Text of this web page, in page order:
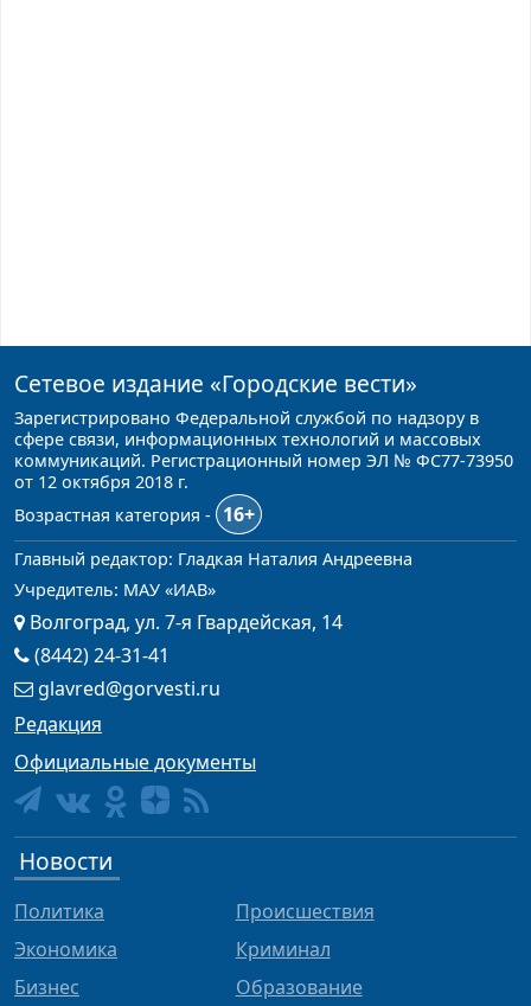
Сетевое издание «Городские вести»
Зарегистрировано Федеральной службой по надзору в
сфере связи, информационных технологий и массовых
коммуникаций. Регистрационный номер ЭЛ № ФС77-73950
от 12 октября 2018 г.
Возрастная категория -
16+
Главный редактор: Гладкая Наталия Андреевна
Учредитель: МАУ «ИАВ»
Волгоград, ул. 7-я Гвардейская, 14
(8442) 24-31-41
glavred@gorvesti.ru
Редакция
Официальные документы
Новости
Политика
Экономика
Бизнес
Происшествия
Криминал
Образование